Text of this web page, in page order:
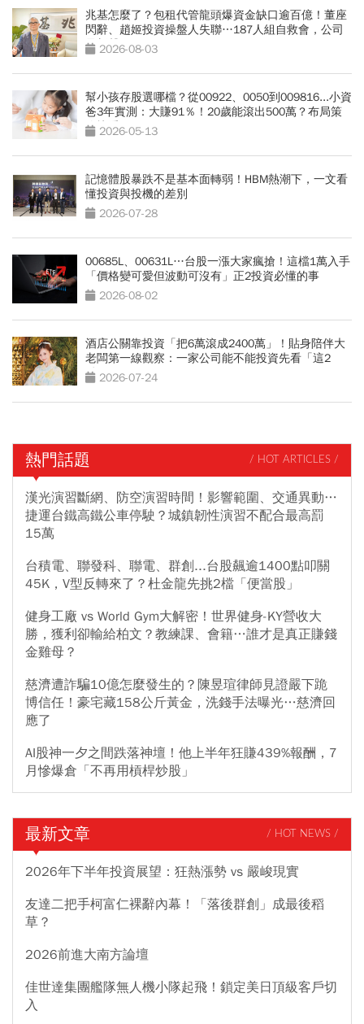
兆基怎麼了？包租代管龍頭爆資金缺口逾百億！董座
閃辭、趙姬投資操盤人失聯…187人組自救會，公司
最新聲明
2026-08-03
幫小孩存股選哪檔？從00922、0050到009816...小資
爸3年實測：大賺91％！20歲能滾出500萬？布局策
略快看
2026-05-13
記憶體股暴跌不是基本面轉弱！HBM熱潮下，一文看
懂投資與投機的差別
2026-07-28
00685L、00631L…台股一漲大家瘋搶！這檔1萬入手
「價格變可愛但波動可沒有」正2投資必懂的事
2026-08-02
酒店公關靠投資「把6萬滾成2400萬」！貼身陪伴大
老闆第一線觀察：一家公司能不能投資先看「這2
點」2026-07-24
熱門話題 / HOT ARTICLES /
漢光演習斷網、防空演習時間！影響範圍、交通異動…
捷運台鐵高鐵公車停駛？城鎮韌性演習不配合最高罰
15萬
台積電、聯發科、聯電、群創...台股飆逾1400點叩關
45K，V型反轉來了？杜金龍先挑2檔「便當股」
健身工廠 vs World Gym大解密！世界健身-KY營收大
勝，獲利卻輸給柏文？教練課、會籍…誰才是真正賺錢
金雞母？
慈濟遭詐騙10億怎麼發生的？陳昱瑄律師見證嚴下跪
博信任！豪宅藏158公斤黃金，洗錢手法曝光…慈濟回
應了
AI股神一夕之間跌落神壇！他上半年狂賺439%報酬，7
月慘爆倉「不再用槓桿炒股」
最新文章 / HOT NEWS /
2026年下半年投資展望：狂熱漲勢 vs 嚴峻現實
友達二把手柯富仁裸辭內幕！「落後群創」成最後稻
草？
2026前進大南方論壇
佳世達集團艦隊無人機小隊起飛！鎖定美日頂級客戶切
入